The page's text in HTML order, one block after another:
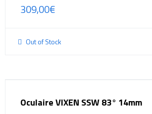
309,00€
Out of Stock
Oculaire VIXEN SSW 83° 14mm